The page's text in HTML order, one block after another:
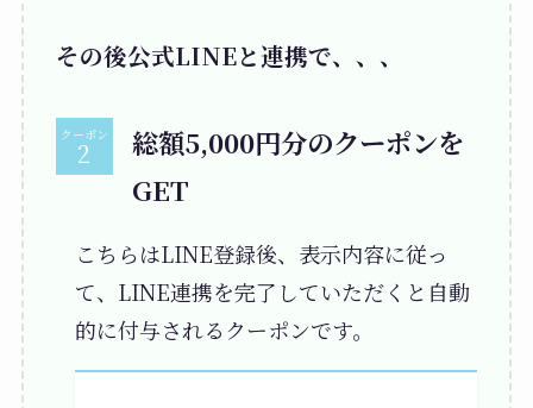
その後公式LINEと連携で、、、
クーポン
総額5,000円分のクーポンを
GET
こちらはLINE登録後、表示内容に従っ
て、LINE連携を完了していただくと自動
的に付与されるクーポンです。